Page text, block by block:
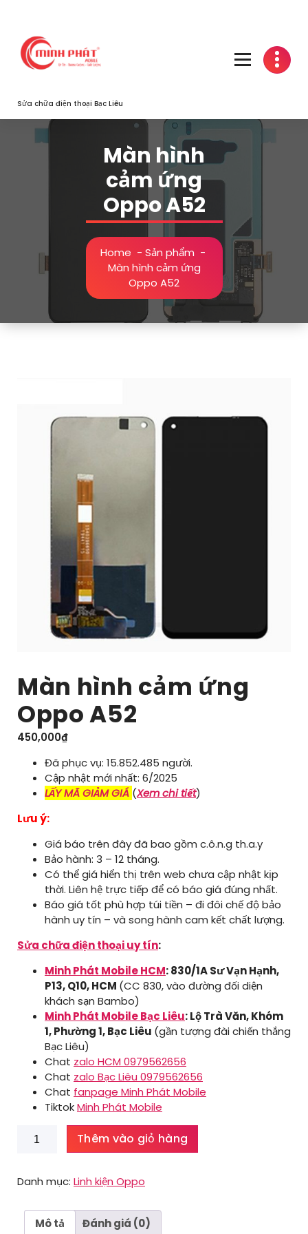
content
Sửa chữa điện thoại Bạc Liêu
Màn hình
cảm ứng
Oppo A52
Home - Sản phẩm -
Màn hình cảm ứng
Oppo A52
Màn hình cảm ứng
Oppo A52
450,000₫
Đã phục vụ: 15.852.485 người.
Cập nhật mới nhất: 6/2025
LẤY MÃ GIẢM GIÁ (Xem chi tiết)
Lưu ý:
Giá báo trên đây đã bao gồm c.ô.n.g th.a.y
Bảo hành: 3 – 12 tháng.
Có thể giá hiển thị trên web chưa cập nhật kịp
thời. Liên hệ trực tiếp để có báo giá đúng nhất.
Báo giá tốt phù hợp túi tiền – đi đôi chế độ bảo
hành uy tín – và song hành cam kết chất lượng.
Sửa chữa điện thoại uy tín:
Minh Phát Mobile HCM: 830/1A Sư Vạn Hạnh,
P13, Q10, HCM (CC 830, vào đường đối diện
khách sạn Bambo)
Minh Phát Mobile Bạc Liêu: Lộ Trà Văn, Khóm
1, Phường 1, Bạc Liêu (gần tượng đài chiến thắng
Bạc Liêu)
Chat zalo HCM 0979562656
Chat zalo Bạc Liêu 0979562656
Chat fanpage Minh Phát Mobile
TiktokMinh Phát Mobile
Màn
hình
ứng
A52
Thêm vào giỏ hàng
Danh mục: Linh kiện Oppo
Mô tả Đánh giá (0)